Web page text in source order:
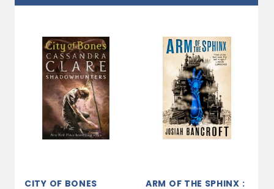
CITY OF BONES
ARM OF THE SPHINX :